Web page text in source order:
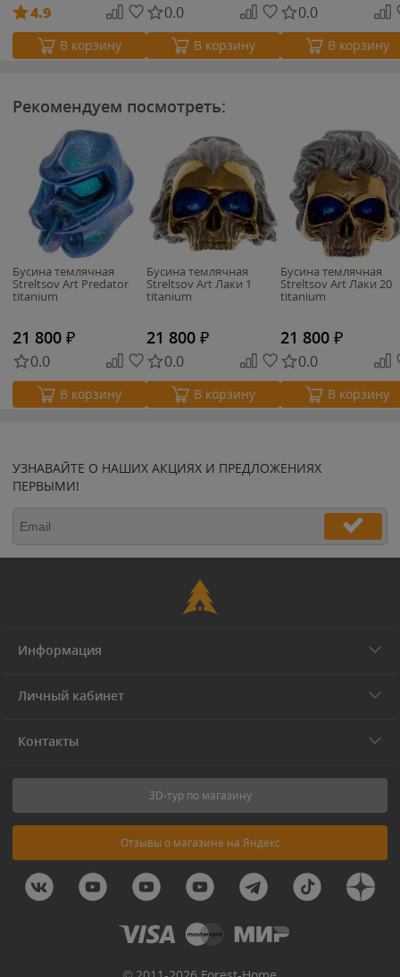
4.9
В корзину
0.0
В корзину
0.0
В корзину
Рекомендуем посмотреть:
Бусина темлячная
Streltsov Art Predator
titanium
21 800 ₽
0.0
В корзину
Бусина темлячная
Streltsov Art Лаки 1
titanium
21 800 ₽
0.0
В корзину
Бусина темлячная
Streltsov Art Лаки 20
titanium
21 800 ₽
0.0
В корзину
УЗНАВАЙТЕ О НАШИХ АКЦИЯХ И ПРЕДЛОЖЕНИЯХ
ПЕРВЫМИ!
Информация
Личный кабинет
Контакты
3D-тур по магазину
Отзывы о магазине на Яндекс